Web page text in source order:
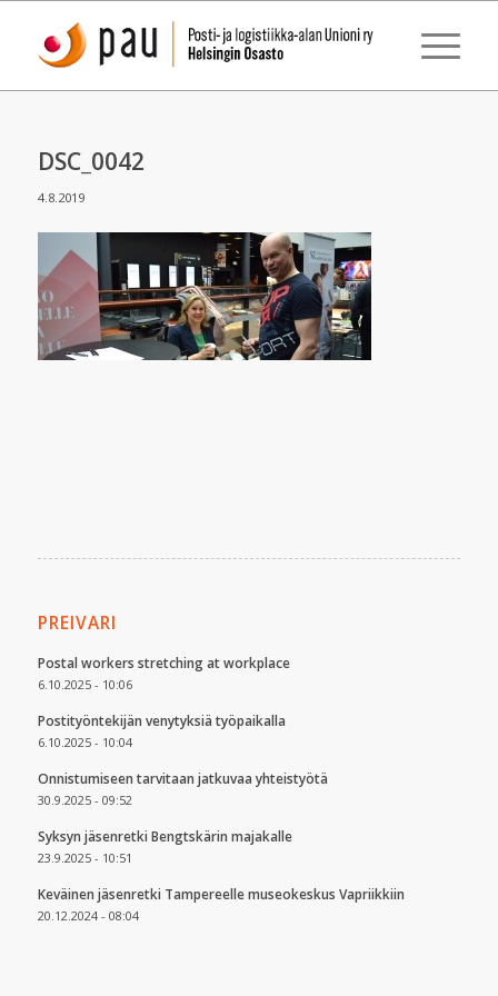
DSC_0042
4.8.2019
PREIVARI
Postal workers stretching at workplace
6.10.2025 - 10:06
Postityöntekijän venytyksiä työpaikalla
6.10.2025 - 10:04
Onnistumiseen tarvitaan jatkuvaa yhteistyötä
30.9.2025 - 09:52
Syksyn jäsenretki Bengtskärin majakalle
23.9.2025 - 10:51
Keväinen jäsenretki Tampereelle museokeskus Vapriikkiin
20.12.2024 - 08:04